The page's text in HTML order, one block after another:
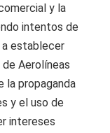
y la
intentos de
a establecer
Aerolíneas
la propaganda
y el uso de
intereses